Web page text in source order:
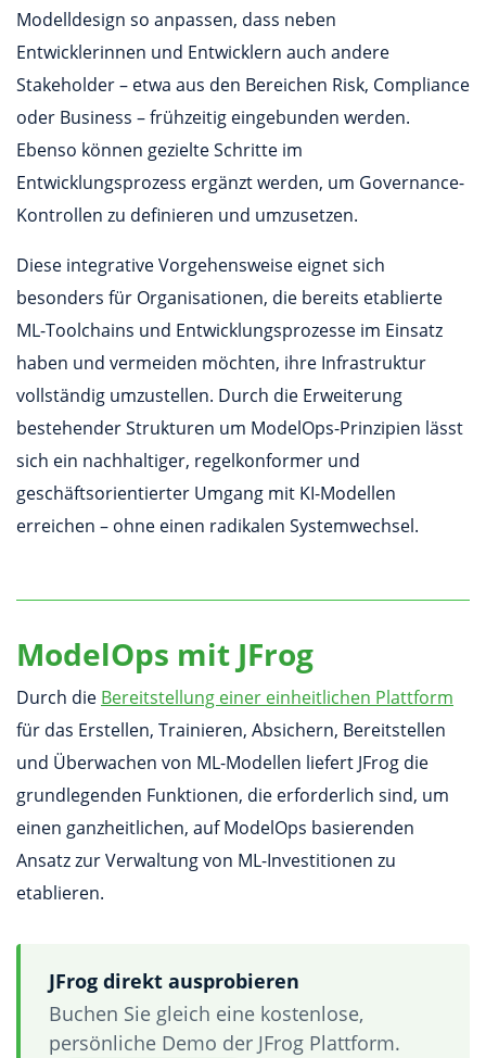
Modelldesign so anpassen, dass neben
Entwicklerinnen und Entwicklern auch andere
Stakeholder – etwa aus den Bereichen Risk, Compliance
oder Business – frühzeitig eingebunden werden.
Ebenso können gezielte Schritte im
Entwicklungsprozess ergänzt werden, um Governance-
Kontrollen zu definieren und umzusetzen.
Diese integrative Vorgehensweise eignet sich
besonders für Organisationen, die bereits etablierte
ML-Toolchains und Entwicklungsprozesse im Einsatz
haben und vermeiden möchten, ihre Infrastruktur
vollständig umzustellen. Durch die Erweiterung
bestehender Strukturen um ModelOps-Prinzipien lässt
sich ein nachhaltiger, regelkonformer und
geschäftsorientierter Umgang mit KI-Modellen
erreichen – ohne einen radikalen Systemwechsel.
ModelOps mit JFrog
Durch die Bereitstellung einer einheitlichen Plattform
für das Erstellen, Trainieren, Absichern, Bereitstellen
und Überwachen von ML-Modellen liefert JFrog die
grundlegenden Funktionen, die erforderlich sind, um
einen ganzheitlichen, auf ModelOps basierenden
Ansatz zur Verwaltung von ML-Investitionen zu
etablieren.
JFrog direkt ausprobieren
Buchen Sie gleich eine kostenlose,
persönliche Demo der JFrog Plattform.